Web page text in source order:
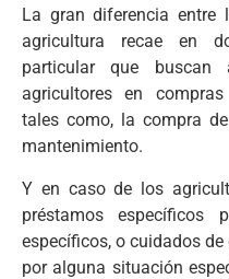
La gran diferencia entre
agricultura recae en
particular que
agricultores en
tales como, la compra
mantenimiento.
Y en caso de los
préstamos
específicos, o cuidados
por alguna situación